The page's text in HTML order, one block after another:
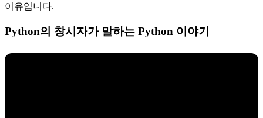
이유입니다.
Python의 창시자가 말하는 Python 이야기